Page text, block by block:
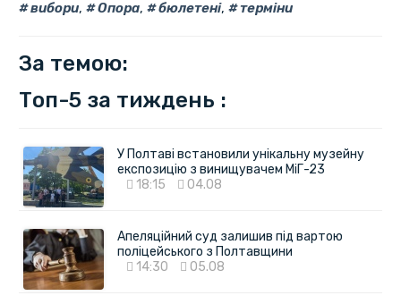
вибори, Опора, бюлетені, терміни
За темою:
Топ-5 за тиждень :
У Полтаві встановили унікальну музейну
експозицію з винищувачем МіГ-23
18:15
04.08
Апеляційний суд залишив під вартою
поліцейського з Полтавщини
14:30
05.08